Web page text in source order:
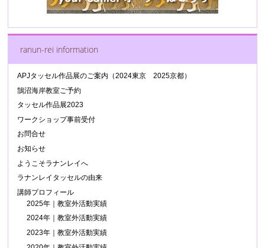
ranun-rei information
APJタッセル作品展のご案内（2024東京 2025京都）
鵠沼海岸教室ご予約
タッセル作品展2023
ワークショップ事前受付
お問合せ
お知らせ
ようこそラナンレイへ
ラナンレイタッセルの由来
講師プロフィール
2025年｜教室外活動実績
2024年｜教室外活動実績
2023年｜教室外活動実績